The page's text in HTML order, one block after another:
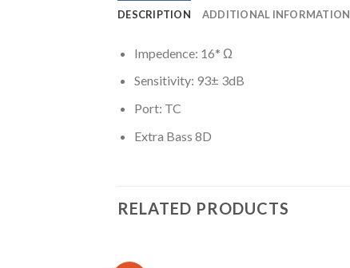
DESCRIPTION ADDITIONAL INFORMATION
Impedence: 16* Ω
Sensitivity: 93± 3dB
Port: TC
Extra Bass 8D
RELATED PRODUCTS